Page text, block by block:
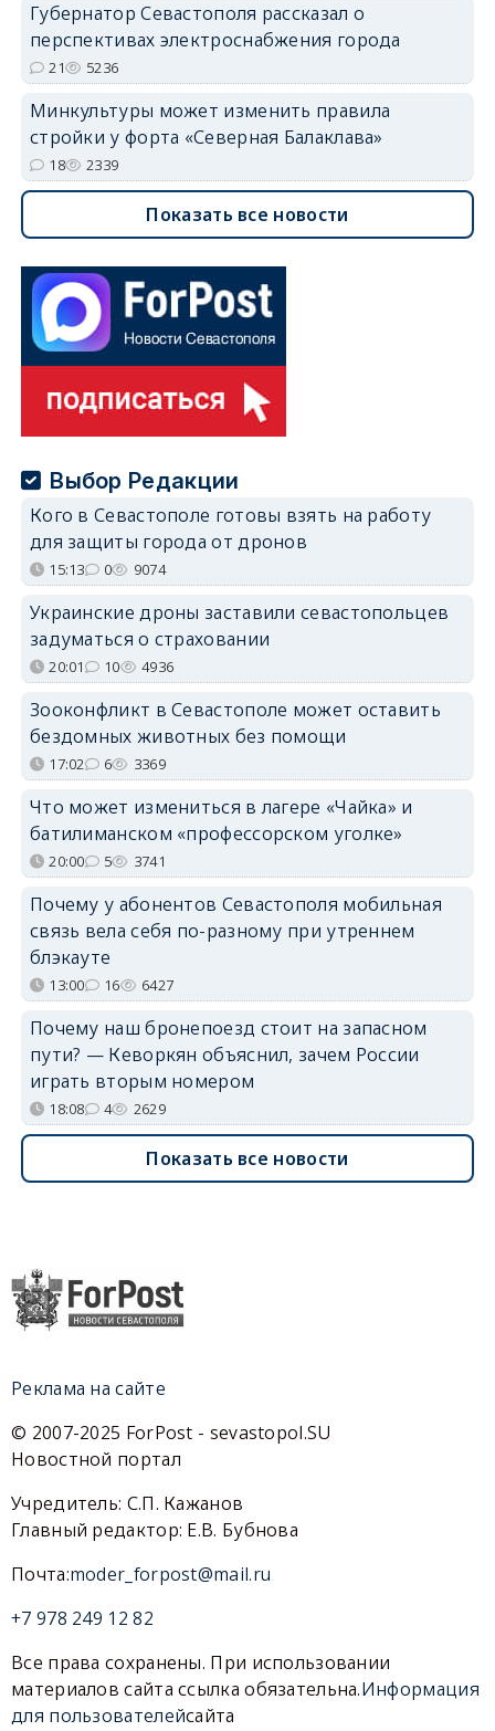
Губернатор Севастополя рассказал о
перспективах электроснабжения города
21 5236
Минкультуры может изменить правила
стройки у форта «Северная Балаклава»
18 2339
Показать все новости
Выбор Редакции
Кого в Севастополе готовы взять на работу
для защиты города от дронов
15:13 0 9074
Украинские дроны заставили севастопольцев
задуматься о страховании
20:01 10 4936
Зооконфликт в Севастополе может оставить
бездомных животных без помощи
17:02 6 3369
Что может измениться в лагере «Чайка» и
батилиманском «профессорском уголке»
20:00 5 3741
Почему у абонентов Севастополя мобильная
связь вела себя по-разному при утреннем
блэкауте
13:00 16 6427
Почему наш бронепоезд стоит на запасном
пути? — Кеворкян объяснил, зачем России
играть вторым номером
18:08 4 2629
Показать все новости
Реклама на сайте
© 2007-2025 ForPost - sevastopol.SU
Новостной портал
Учредитель: С.П. Кажанов
Главный редактор: Е.В. Бубнова
Почта:moder_forpost@mail.ru
+7 978 249 12 82
Все права сохранены. При использовании
материалов сайта ссылка обязательна.Информация
для пользователейсайта